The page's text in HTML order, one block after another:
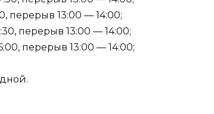
перерыв 13:00 — 14:00;
перерыв 13:00 — 14:00;
перерыв 13:00 — 14:00;